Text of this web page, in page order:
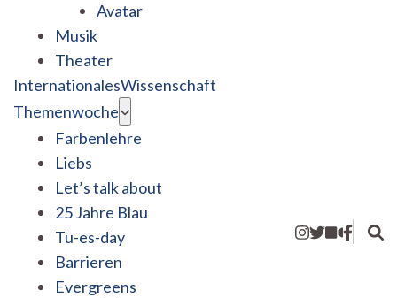
Avatar
Musik
Theater
InternationalesWissenschaft
Themenwoche
Farbenlehre
Liebs
Let’s talk about
25 Jahre Blau
Tu-es-day
Barrieren
Evergreens